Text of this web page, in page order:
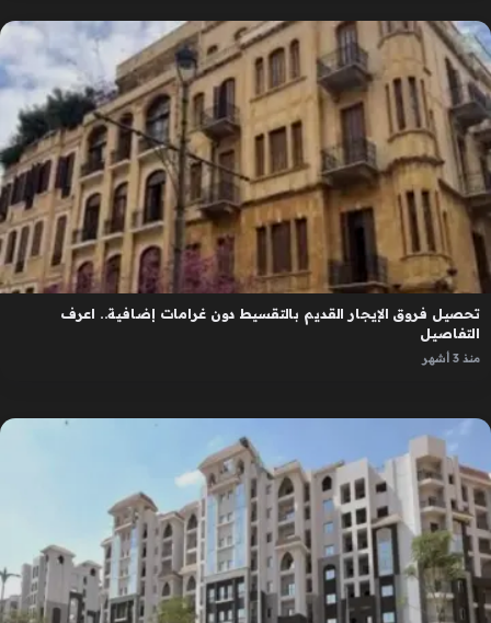
تحصيل فروق الإيجار القديم بالتقسيط دون غرامات إضافية.. اعرف
التفاصيل
منذ 3 أشهر